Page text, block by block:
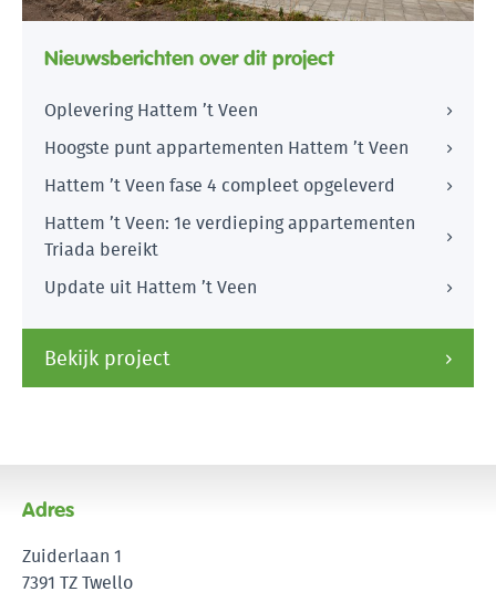
Nieuwsberichten over dit project
Oplevering Hattem ’t Veen
Hoogste punt appartementen Hattem ’t Veen
Hattem ’t Veen fase 4 compleet opgeleverd
Hattem ’t Veen: 1e verdieping appartementen
Triada bereikt
Update uit Hattem ’t Veen
Bekijk project
Adres
Zuiderlaan 1
7391 TZ Twello